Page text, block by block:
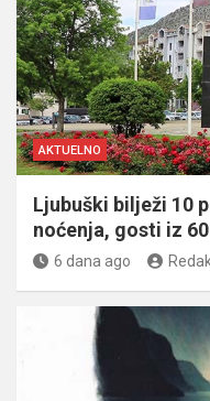
AKTUELNO
Ljubuški bilježi 10
noćenja, gosti iz
6 dana ago